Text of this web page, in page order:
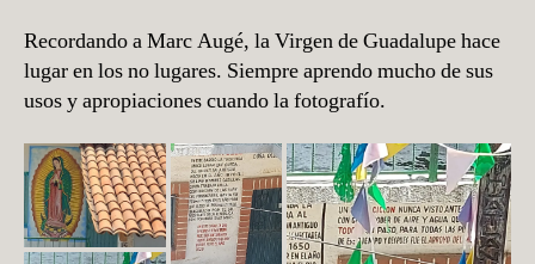
Recordando a Marc Augé, la Virgen de Guadalupe hace
lugar en los no lugares. Siempre aprendo mucho de sus
usos y apropiaciones cuando la fotografío.